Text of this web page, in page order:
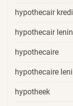
hypothecair
hypothecair
hypothecaire
hypothecaire
hypotheek